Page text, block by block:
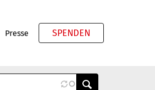
Presse SPENDEN